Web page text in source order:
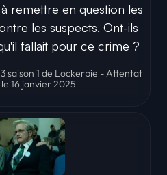
remettre en question les
les suspects. Ont-ils
fallait pour ce crime ?
saison 1 de Lockerbie - Attentat
16 janvier 2025